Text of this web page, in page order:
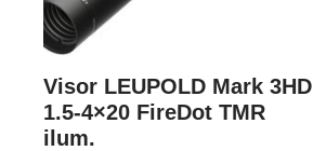
Visor LEUPOLD Mark 3HD
1.5-4×20 FireDot TMR
ilum.